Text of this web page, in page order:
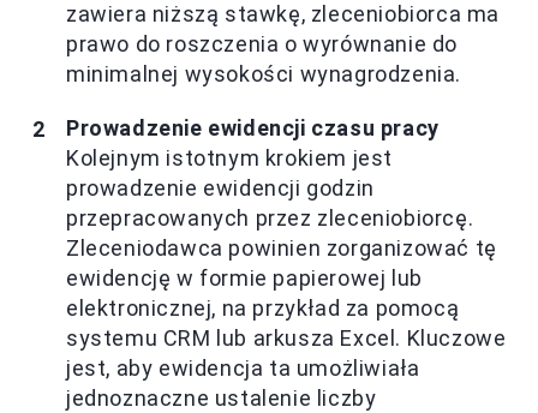
zawiera niższą stawkę, zleceniobiorca ma
prawo do roszczenia o wyrównanie do
minimalnej wysokości wynagrodzenia.
Prowadzenie ewidencji czasu pracy
Kolejnym istotnym krokiem jest
prowadzenie ewidencji godzin
przepracowanych przez zleceniobiorcę.
Zleceniodawca powinien zorganizować tę
ewidencję w formie papierowej lub
elektronicznej, na przykład za pomocą
systemu CRM lub arkusza Excel. Kluczowe
jest, aby ewidencja ta umożliwiała
jednoznaczne ustalenie liczby